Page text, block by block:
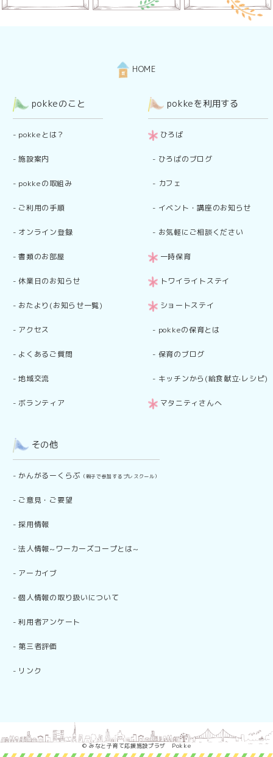
HOME
pokkeのこと
- pokkeとは？
-施設案内
- pokkeの取組み
- ご利用の手順
- オンライン登録
-書類のお部屋
-休業日のお知らせ
- おたより(お知らせ一覧)
- アクセス
- よくあるご質問
-地域交流
- ボランティア
pokkeを利用する
ひろば
- ひろばのブログ
- カフェ
- イベント・講座のお知らせ
- お気軽にご相談ください
一時保育
トワイライトステイ
ショートステイ
- pokkeの保育とは
- 保育のブログ
- キッチンから(給食献立·レシピ)
マタニティさんへ
その他
- かんがるーくらぶ （親子で参加するプレスクール）
- ご意見・ご要望
-採用情報
-法人情報~ワーカーズコープとは~
- アーカイブ
-個人情報の取り扱いについて
-利用者アンケート
- 第三者評価
- リンク
© みなと子育て応援施設プラザ Pokke